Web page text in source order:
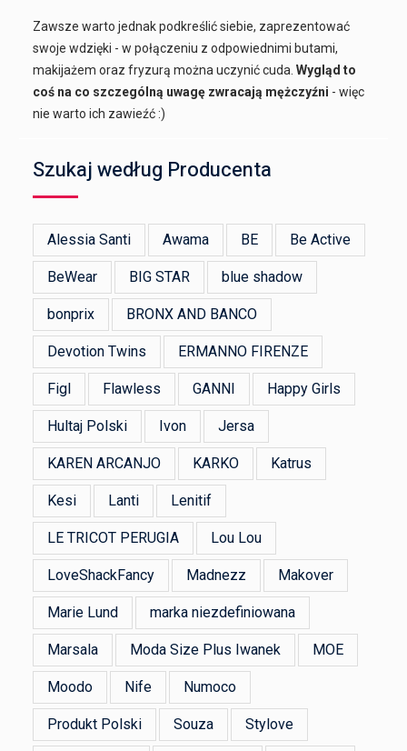
Zawsze warto jednak podkreślić siebie, zaprezentować
swoje wdzięki - w połączeniu z odpowiednimi butami,
makijażem oraz fryzurą można uczynić cuda.Wygląd to
coś na co szczególną uwagę zwracają mężczyźni - więc
nie warto ich zawieźć :)
Szukaj według Producenta
Alessia Santi Awama BE Be Active
BeWear BIG STAR blue shadow
bonprix BRONX AND BANCO
Devotion Twins ERMANNO FIRENZE
Figl Flawless GANNI Happy Girls
Hultaj Polski Ivon Jersa
KAREN ARCANJO KARKO Katrus
Kesi Lanti Lenitif
LE TRICOT PERUGIA Lou Lou
LoveShackFancy Madnezz Makover
Marie Lund marka niezdefiniowana
Marsala Moda Size Plus Iwanek MOE
Moodo Nife Numoco
Produkt Polski Souza Stylove